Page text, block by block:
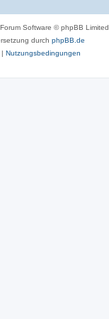
Software © phpBB Limited
durch phpBB.de
Nutzungsbedingungen